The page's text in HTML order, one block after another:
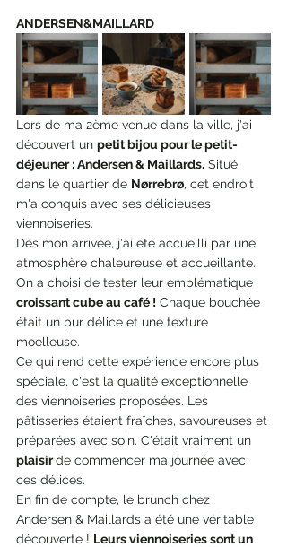
ANDERSEN&MAILLARD
Lors de ma 2ème venue dans la ville, j'ai
découvert un petit bijou pour le petit-
déjeuner : Andersen & Maillards. Situé
dans le quartier de Nørrebrø, cet endroit
m'a conquis avec ses délicieuses
viennoiseries.
Dès mon arrivée, j'ai été accueilli par une
atmosphère chaleureuse et accueillante.
On a choisi de tester leur emblématique
croissant cube au café ! Chaque bouchée
était un pur délice et une texture
moelleuse.
Ce qui rend cette expérience encore plus
spéciale, c'est la qualité exceptionnelle
des viennoiseries proposées. Les
pâtisseries étaient fraîches, savoureuses et
préparées avec soin. C'était vraiment un
plaisir de commencer ma journée avec
ces délices.
En fin de compte, le brunch chez
Andersen & Maillards a été une véritable
découverte ! Leurs viennoiseries sont un